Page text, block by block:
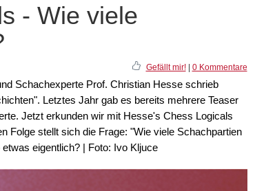
- Wie viele
Gefällt mir!| 0 Kommentare
Schachexperte Prof. Christian Hesse schrieb
Letztes Jahr gab es bereits mehrere Teaser
Jetzt erkunden wir mit Hesse's Chess Logicals
Folge stellt sich die Frage: "Wie viele Schachpartien
eigentlich? | Foto: Ivo Kljuce